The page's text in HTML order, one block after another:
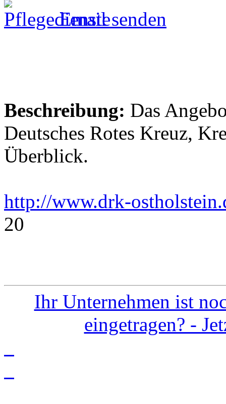
Email senden
Beschreibung: Das
Deutsches Rotes Kreuz,
Überblick.
http://www.drk-
20
Ihr Unternehmen ist
eingetragen? -